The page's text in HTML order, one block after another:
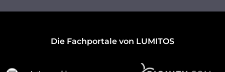
Die Fachportale von LUMITOS